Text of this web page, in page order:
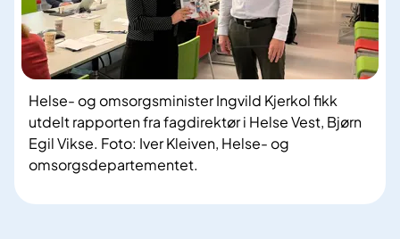
Helse- og omsorgsminister Ingvild Kjerkol fikk
utdelt rapporten fra fagdirektør i Helse Vest, Bjørn
Egil Vikse. Foto: Iver Kleiven, Helse- og
omsorgsdepartementet.